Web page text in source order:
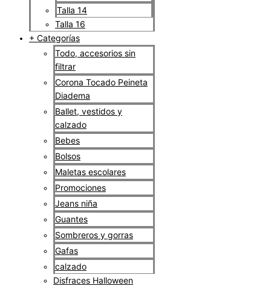
Talla 14
Talla 16
+ Categorías
Todo, accesorios sin
filtrar
Corona Tocado Peineta
Diadema
Ballet, vestidos y
calzado
Bebes
Bolsos
Maletas escolares
Promociones
Jeans niña
Guantes
Sombreros y gorras
Gafas
calzado
Disfraces Halloween